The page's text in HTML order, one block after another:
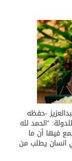
-حفظه
“الحمد لله
فيها أن ما
انسان يطلب من